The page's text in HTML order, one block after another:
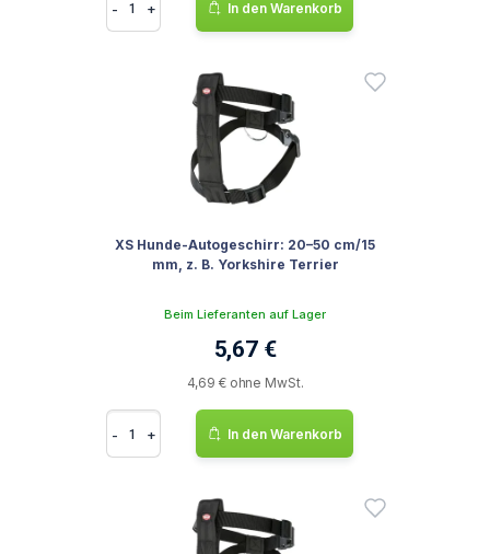
- + In den Warenkorb
XS Hunde-Autogeschirr: 20–50 cm/15
mm, z. B. Yorkshire Terrier
Beim Lieferanten auf Lager
5,67 €
4,69 € ohne MwSt.
- + In den Warenkorb